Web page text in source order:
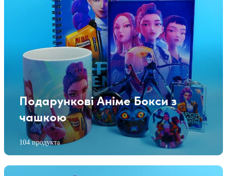
Подарункові Аніме Бокси з
чашкою
104 продукта